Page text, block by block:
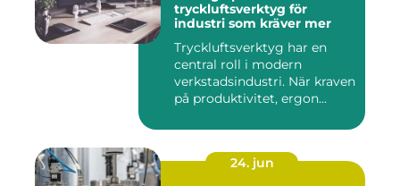
tryckluftsverktyg för
industri som kräver mer
Tryckluftsverktyg har en
central roll i modern
verkstadsindustri. När kraven
på produktivitet, ergon...
24. jun